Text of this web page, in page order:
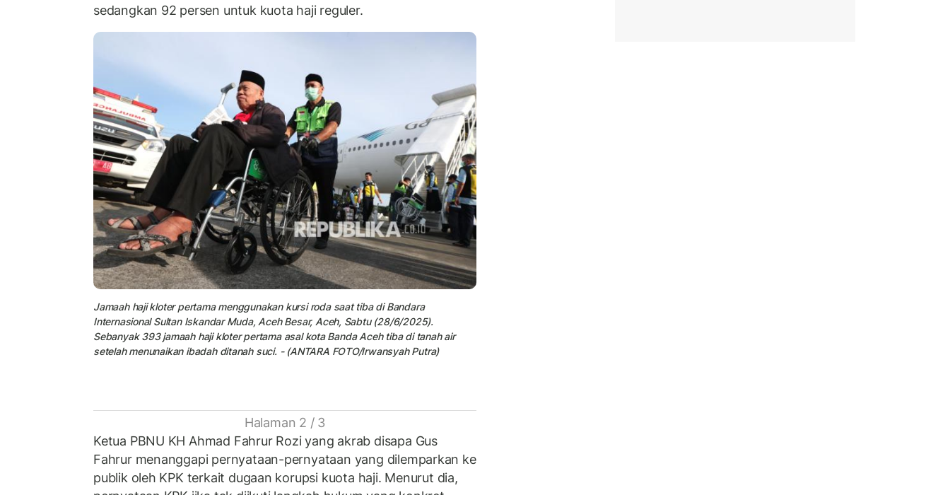
sedangkan 92 persen untuk kuota haji reguler.
Jamaah haji kloter pertama menggunakan kursi roda saat tiba di Bandara
Internasional Sultan Iskandar Muda, Aceh Besar, Aceh, Sabtu (28/6/2025).
Sebanyak 393 jamaah haji kloter pertama asal kota Banda Aceh tiba di tanah air
setelah menunaikan ibadah ditanah suci. - (ANTARA FOTO/Irwansyah Putra)
Halaman 2 / 3
Ketua PBNU KH Ahmad Fahrur Rozi yang akrab disapa Gus
Fahrur menanggapi pernyataan-pernyataan yang dilemparkan ke
publik oleh KPK terkait dugaan korupsi kuota haji. Menurut dia,